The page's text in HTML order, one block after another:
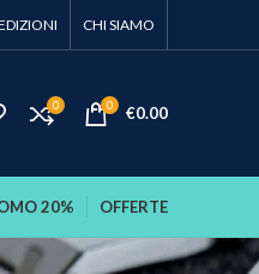
CHI SIAMO
0 0 €0.00
20% OFFERTE